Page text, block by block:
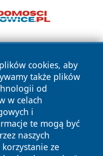
cookies, aby
także plików
od
w celach
i
te mogą być
naszych
ze
prawa
Polityka